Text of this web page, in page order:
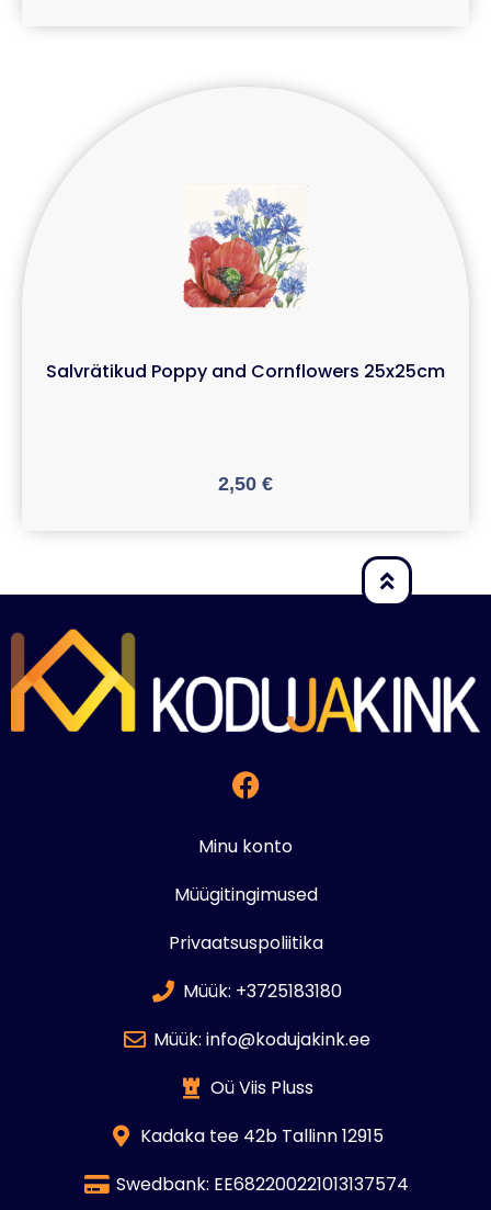
Salvrätikud Poppy and Cornflowers 25x25cm
2,50 €
Minu konto
Müügitingimused
Privaatsuspoliitika
Müük: +3725183180
Müük: info@kodujakink.ee
Oü Viis Pluss
Kadaka tee 42b Tallinn 12915
Swedbank: EE682200221013137574